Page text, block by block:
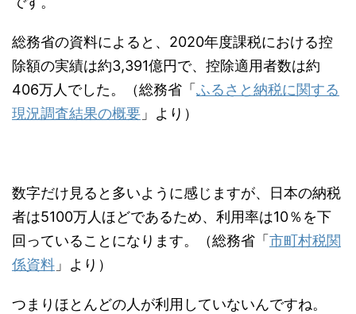
総務省の資料によると、2020年度課税における控
除額の実績は約3,391億円で、控除適用者数は約
406万人でした。（総務省「 ふるさと納税に関する
現況調査結果の概要 」より）
数字だけ見ると多いように感じますが、日本の納税
者は5100万人ほどであるため、利用率は10％を下
回っていることになります。（総務省「 市町村税関
係資料 」より）
つまりほとんどの人が利用していないんですね。